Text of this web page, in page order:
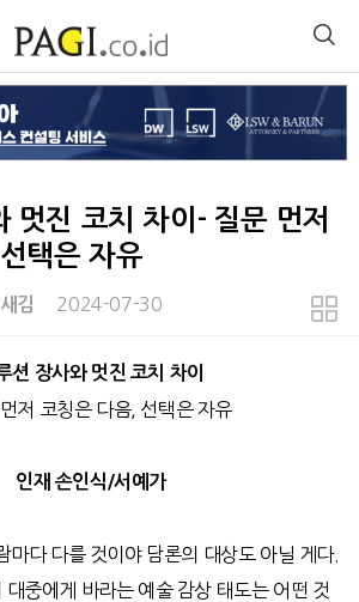
멋진 코치 차이- 질문 먼저
택은 자유
김 2024-07-30
션 장사와 멋진 코치 차이
저 코칭은 다음, 선택은 자유
인재 손인식/서예가
마다 다를 것이야 담론의 대상도 아닐 게다.
중에게 바라는 예술 감상 태도는 어떤 것